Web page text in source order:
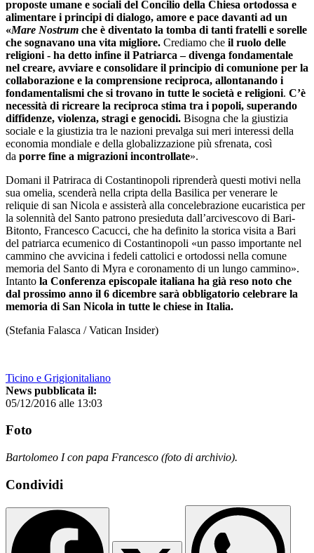
proposte umane e sociali del Concilio della Chiesa ortodossa e
alimentare i principi di dialogo, amore e pace davanti ad un
«Mare Nostrum che è diventato la tomba di tanti fratelli e sorelle
che sognavano una vita migliore. Crediamo che il ruolo delle
religioni - ha detto infine il Patriarca – divenga fondamentale
nel creare, avviare e consolidare il principio di comunione per la
collaborazione e la comprensione reciproca, allontanando i
fondamentalismi che si trovano in tutte le società e religioni. C’è
necessità di ricreare la reciproca stima tra i popoli, superando
diffidenze, violenza, stragi e genocidi. Bisogna che la giustizia
sociale e la giustizia tra le nazioni prevalga sui meri interessi della
economia mondiale e della globalizzazione più sfrenata, così
da porre fine a migrazioni incontrollate».
Domani il Patriraca di Costantinopoli riprenderà questi motivi nella
sua omelia, scenderà nella cripta della Basilica per venerare le
reliquie di san Nicola e assisterà alla concelebrazione eucaristica per
la solennità del Santo patrono presieduta dall’arcivescovo di Bari-
Bitonto, Francesco Cacucci, che ha definito la storica visita a Bari
del patriarca ecumenico di Costantinopoli «un passo importante nel
cammino che avvicina i fedeli cattolici e ortodossi nella comune
memoria del Santo di Myra e coronamento di un lungo cammino».
Intanto la Conferenza episcopale italiana ha già reso noto che
dal prossimo anno il 6 dicembre sarà obbligatorio celebrare la
memoria di San Nicola in tutte le chiese in Italia.
(Stefania Falasca / Vatican Insider)
Ticino e Grigionitaliano
News pubblicata il:
05/12/2016 alle 13:03
Foto
Bartolomeo I con papa Francesco (foto di archivio).
Condividi